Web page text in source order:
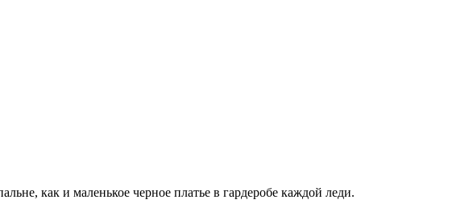
как и маленькое черное платье в гардеробе каждой леди.